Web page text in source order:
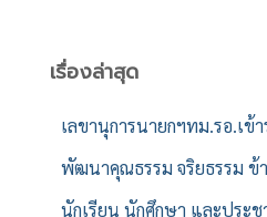
สำ
เรื่องล่าสุด
เลขานุการนายกฯทม.รอ.เข้
พัฒนาคุณธรรม จริยธรรม ข้า
นักเรียน นักศึกษา และประ